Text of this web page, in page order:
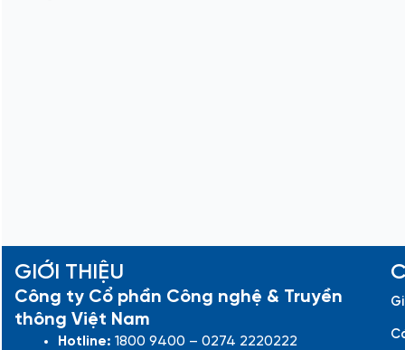
GIỚI THIỆU
Công ty Cổ phần Công nghệ & Truyền
thông Việt Nam
Hotline: 1800 9400 – 0274 2220222